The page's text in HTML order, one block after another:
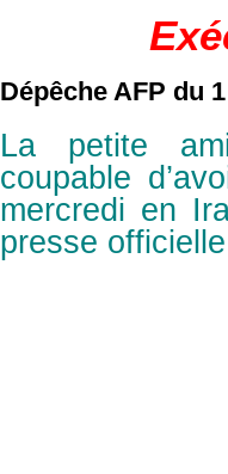
Dépêche AFP du
La petite
coupable
mercredi en
presse